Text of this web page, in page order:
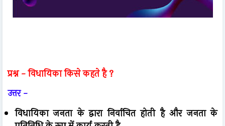
प्रश्न - विधायिका किसे कहते है ?
उत्तर -
विधायिका जनता के द्वारा निर्वाचित होती है और जनता के